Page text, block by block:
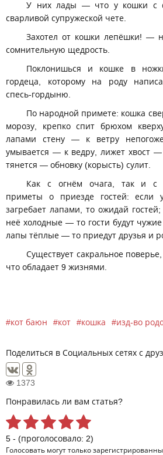
У них лады — что у кошки с
сварливой супружеской чете.
Захотел от кошки лепёшки! —
сомнительную щедрость.
Поклонишься и кошке в
гордеца, которому на роду
спесь-гордыню.
По народной примете: кошка
морозу, крепко спит брюхом
лапами стену — к ветру
умывается — к ведру, лижет хвост
тянется — обновку (корысть) сулит.
Как с огнём очага, так и с
приметы о приезде гостей: если
загребает лапами, то ожидай
неё холодные — то гости будут
лапы тёплые — то приедут друзья и
Существует сакральное
что обладает 9 жизнями.
кот баюн кот кошка изд-во
Поделиться в Социальных сетях с
1373
Понравилась ли вам статья?
5 - (проголосовало: 2)
Голосовать могут только